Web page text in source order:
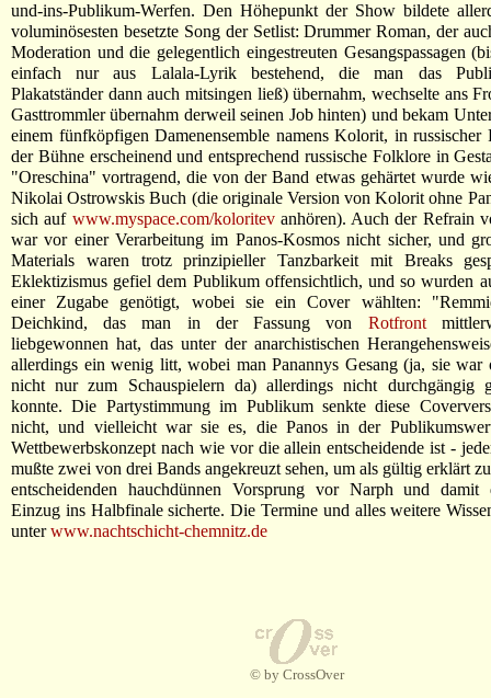
und-ins-Publikum-Werfen. Den Höhepunkt der Show bildete
voluminösesten besetzte Song der Setlist: Drummer Roman, der
Moderation und die gelegentlich eingestreuten Gesangspassagen
einfach nur aus Lalala-Lyrik bestehend, die man das
Plakatständer dann auch mitsingen ließ) übernahm, wechselte ans
Gasttrommler übernahm derweil seinen Job hinten) und bekam
einem fünfköpfigen Damenensemble namens Kolorit, in russischer
der Bühne erscheinend und entsprechend russische Folklore in
"Oreschina" vortragend, die von der Band etwas gehärtet wurde
Nikolai Ostrowskis Buch (die originale Version von Kolorit ohne
sich auf www.myspace.com/koloritevanhören). Auch der Refrain
war vor einer Verarbeitung im Panos-Kosmos nicht sicher, und
Materials waren trotz prinzipieller Tanzbarkeit mit Breaks
Eklektizismus gefiel dem Publikum offensichtlich, und so wurden
einer Zugabe genötigt, wobei sie ein Cover wählten:
Deichkind, das man in der Fassung von Rotfront
liebgewonnen hat, das unter der anarchistischen
allerdings ein wenig litt, wobei man Panannys Gesang (ja, sie war
nicht nur zum Schauspielern da) allerdings nicht durchgängig
konnte. Die Partystimmung im Publikum senkte diese
nicht, und vielleicht war sie es, die Panos in der
Wettbewerbskonzept nach wie vor die allein entscheidende ist -
mußte zwei von drei Bands angekreuzt sehen, um als gültig erklärt
entscheidenden hauchdünnen Vorsprung vor Narph und damit
Einzug ins Halbfinale sicherte. Die Termine und alles weitere
unterwww.nachtschicht-chemnitz.de
© by CrossOver